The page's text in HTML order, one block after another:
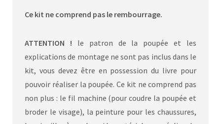
Ce kit ne comprend pas le rembourrage.
ATTENTION ! le patron de la poupée et les
explications de montage ne sont pas inclus dans le
kit, vous devez être en possession du livre pour
pouvoir réaliser la poupée. Ce kit ne comprend pas
non plus : le fil machine (pour coudre la poupée et
broder le visage), la peinture pour les chaussures,